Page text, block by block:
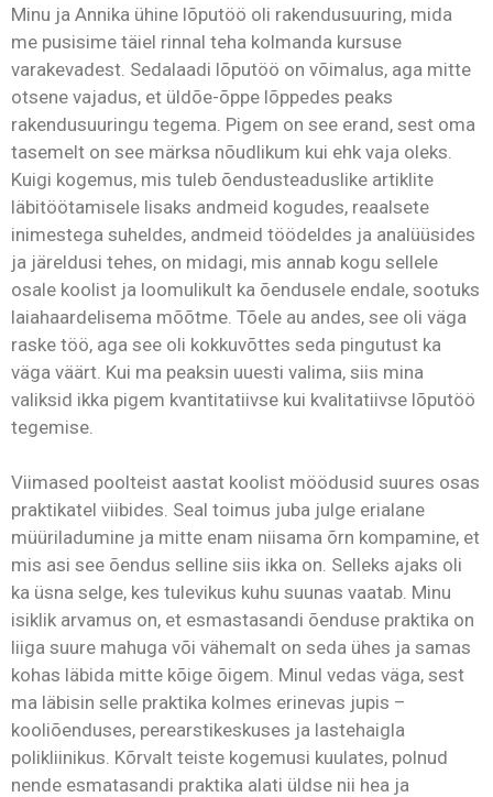
Minu ja Annika ühine lõputöö oli rakendusuuring, mida
me pusisime täiel rinnal teha kolmanda kursuse
varakevadest. Sedalaadi lõputöö on võimalus, aga mitte
otsene vajadus, et üldõe-õppe lõppedes peaks
rakendusuuringu tegema. Pigem on see erand, sest oma
tasemelt on see märksa nõudlikum kui ehk vaja oleks.
Kuigi kogemus, mis tuleb õendusteaduslike artiklite
läbitöötamisele lisaks andmeid kogudes, reaalsete
inimestega suheldes, andmeid töödeldes ja analüüsides
ja järeldusi tehes, on midagi, mis annab kogu sellele
osale koolist ja loomulikult ka õendusele endale, sootuks
laiahaardelisema mõõtme. Tõele au andes, see oli väga
raske töö, aga see oli kokkuvõttes seda pingutust ka
väga väärt. Kui ma peaksin uuesti valima, siis mina
valiksid ikka pigem kvantitatiivse kui kvalitatiivse lõputöö
tegemise.
Viimased poolteist aastat koolist möödusid suures osas
praktikatel viibides. Seal toimus juba julge erialane
müüriladumine ja mitte enam niisama õrn kompamine, et
mis asi see õendus selline siis ikka on. Selleks ajaks oli
ka üsna selge, kes tulevikus kuhu suunas vaatab. Minu
isiklik arvamus on, et esmastasandi õenduse praktika on
liiga suure mahuga või vähemalt on seda ühes ja samas
kohas läbida mitte kõige õigem. Minul vedas väga, sest
ma läbisin selle praktika kolmes erinevas jupis –
kooliõenduses, perearstikeskuses ja lastehaigla
polikliinikus. Kõrvalt teiste kogemusi kuulates, polnud
nende esmatasandi praktika alati üldse nii hea ja